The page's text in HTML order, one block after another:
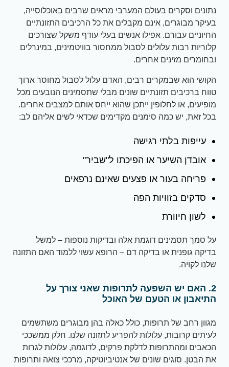
נתונים וסקרים בעולם המערבי מראים שרבים באוכלוסייה,
בעיקר מבוגרים, אינם מקבלים את כל הרכיבים התזונתיים
החיוניים עבורם. אפילו אנשים בעלי עודף משקל שצורכים
קלוריות רבות עלולים לסבול ממחסור בוויטמינים, במינרלים
ובחומרים מזינים אחרים.
הקושי הוא שבמקרים רבים, האדם עלול לסבול מחוסר ארוך
טווח ברכיבים תזונתיים שונים מבלי שתסמינים הנובעים מכל
מופיעים, או לחלופין ייתכן שהוא ייחס אותם למצבים אחרים.
בכל זאת, יש כמה סימנים מקדימים שכדאי לשים אליהם לב:
עייפות בלתי רגישה
אובדן השיער או הפיכתו ל"שביר"
פריחה בעור או פצעים שאינם נרפאים
סדקים בזוויות הפה
לשון חיוורת
על סמך תסמינים דוגמת אלה ובדיקות נוספות – למשל
בדיקה גופנית או בדיקה דם – הרופא עשוי ללמוד האם התזונה
שלנו לקויה.
2. האם יש השפעה לתרופות שאני צורך על
התיאבון או הטעם של האוכל
מגוון רחב של תרופות, כולל כאלה בהן מבוגרים משתשמים
לעיתים קרובות, עלולות להפריע לתזונה שלנו. חלק ממשככי
הכאבים ומהתרופות לדלקת פרקים, לדוגמה, עלולות לגרות
את הבטן. סוגים שונים של אנטיביוטיקה, מרככי צואה ותרופות